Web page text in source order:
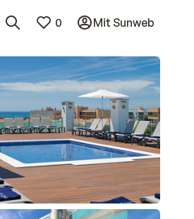
0 Mit Sunweb